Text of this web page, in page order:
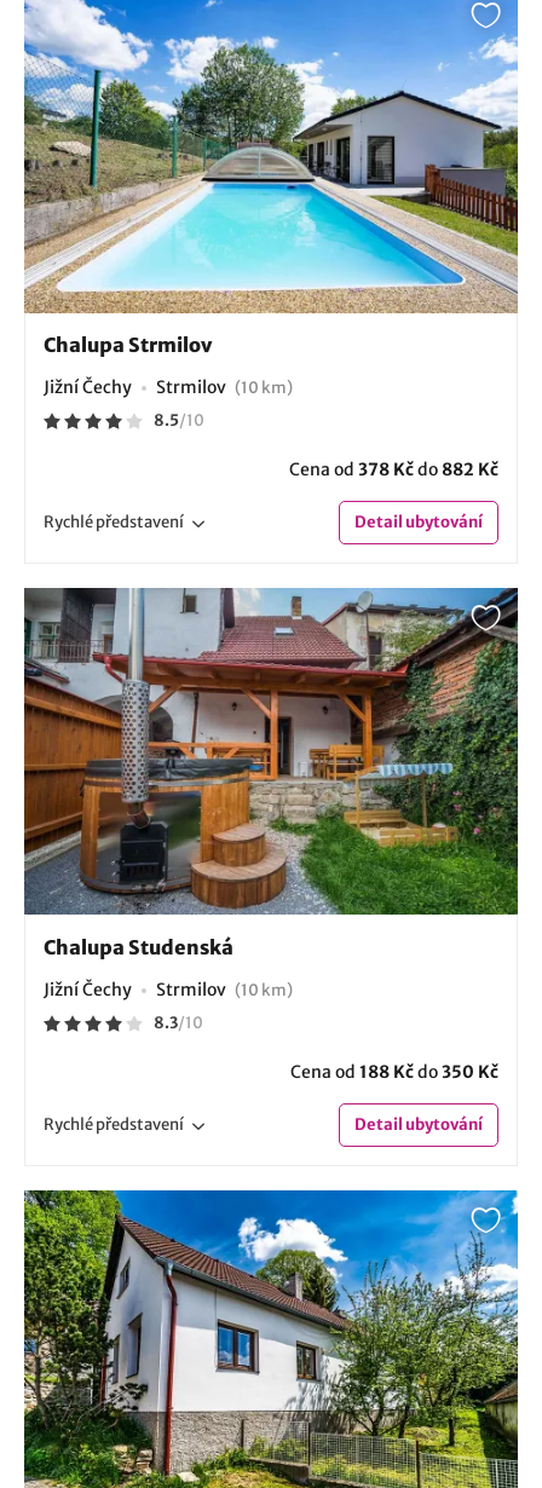
Chalupa Strmilov
Jižní Čechy Strmilov (10 km)
8.5/10
Cena od 378 Kčdo 882 Kč
Rychlépředstavení Detailubytování
Chalupa Studenská
Jižní Čechy Strmilov (10 km)
8.3/10
Cena od 188 Kčdo350 Kč
Rychlépředstavení Detailubytování